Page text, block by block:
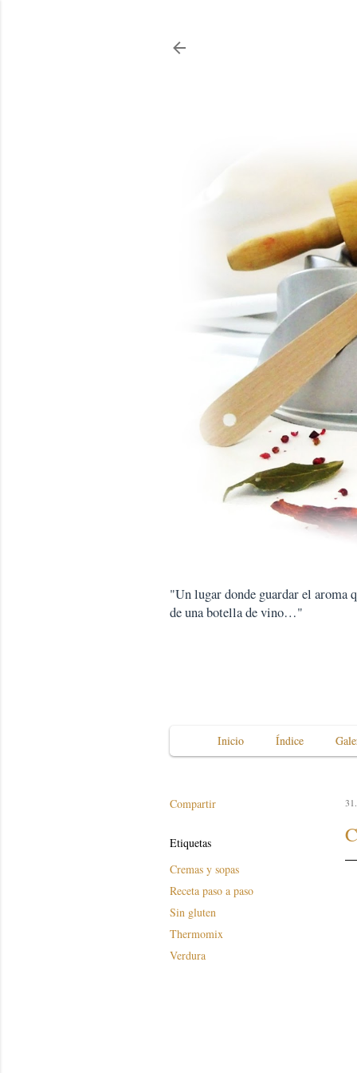
"Un lugar donde guardar el aroma
de una botella de vino…"
Inicio Índice
Compartir
Etiquetas
Cremas y sopas
Receta paso a paso
Sin gluten
Thermomix
Verdura